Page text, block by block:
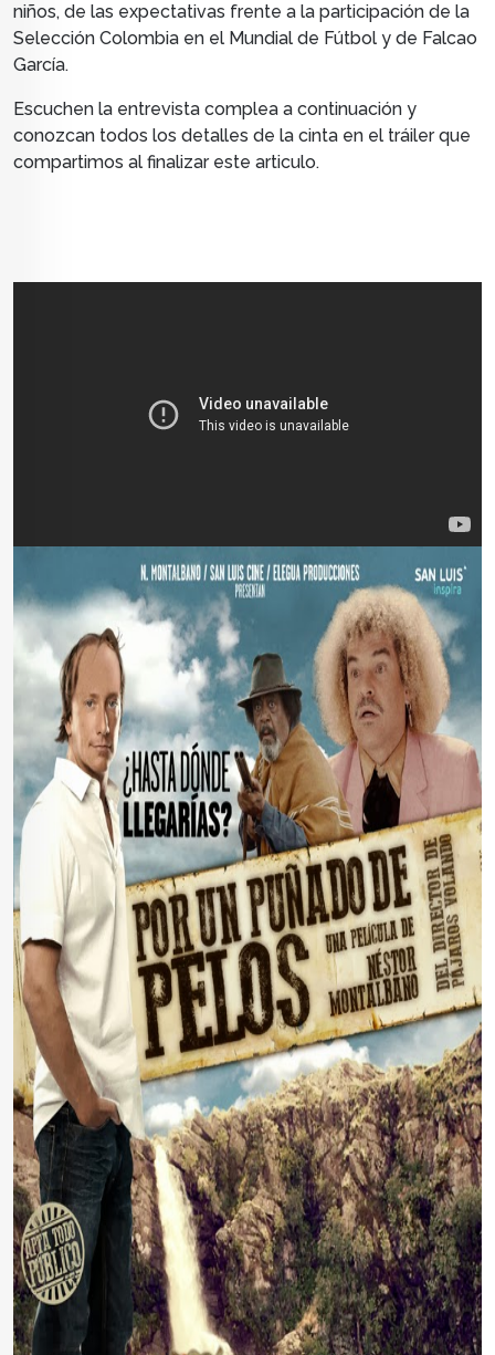
niños, de las expectativas frente a la participación de la
Selección Colombia en el Mundial de Fútbol y de Falcao
García.
Escuchen la entrevista complea a continuación y
conozcan todos los detalles de la cinta en el tráiler que
compartimos al finalizar este articulo.